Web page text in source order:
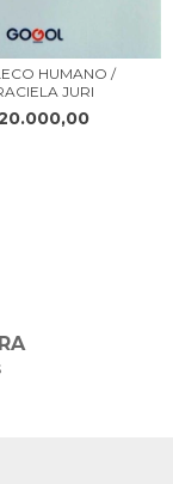
HUMANO /
JURI